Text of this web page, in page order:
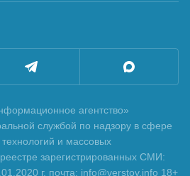
агентство»
службой по надзору в сфере
и массовых
зарегистрированных СМИ:
г. почта: info@verstov.info 18+